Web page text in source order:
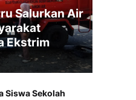
Salurkan Air
Ekstrim
Siswa Sekolah